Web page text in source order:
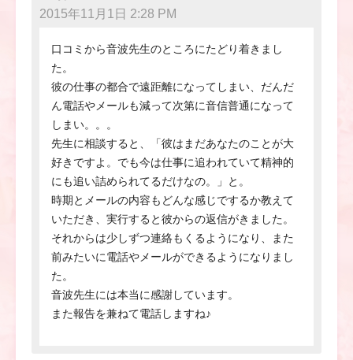
2015年11月1日 2:28 PM
口コミから音波先生のところにたどり着きまし
た。
彼の仕事の都合で遠距離になってしまい、だんだ
ん電話やメールも減って次第に音信普通になって
しまい。。。
先生に相談すると、「彼はまだあなたのことが大
好きですよ。でも今は仕事に追われていて精神的
にも追い詰められてるだけなの。」と。
時期とメールの内容もどんな感じでするか教えて
いただき、実行すると彼からの返信がきました。
それからは少しずつ連絡もくるようになり、また
前みたいに電話やメールができるようになりまし
た。
音波先生には本当に感謝しています。
また報告を兼ねて電話しますね♪